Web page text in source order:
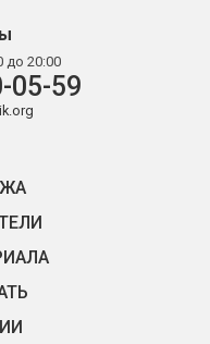
до 20:00
05-59